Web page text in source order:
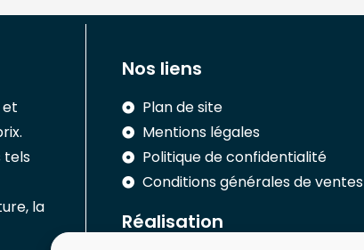
et
tels
la
Nos liens
Plan de site
Mentions légales
Politique de confidentialité
Conditions générales de ventes
Réalisation